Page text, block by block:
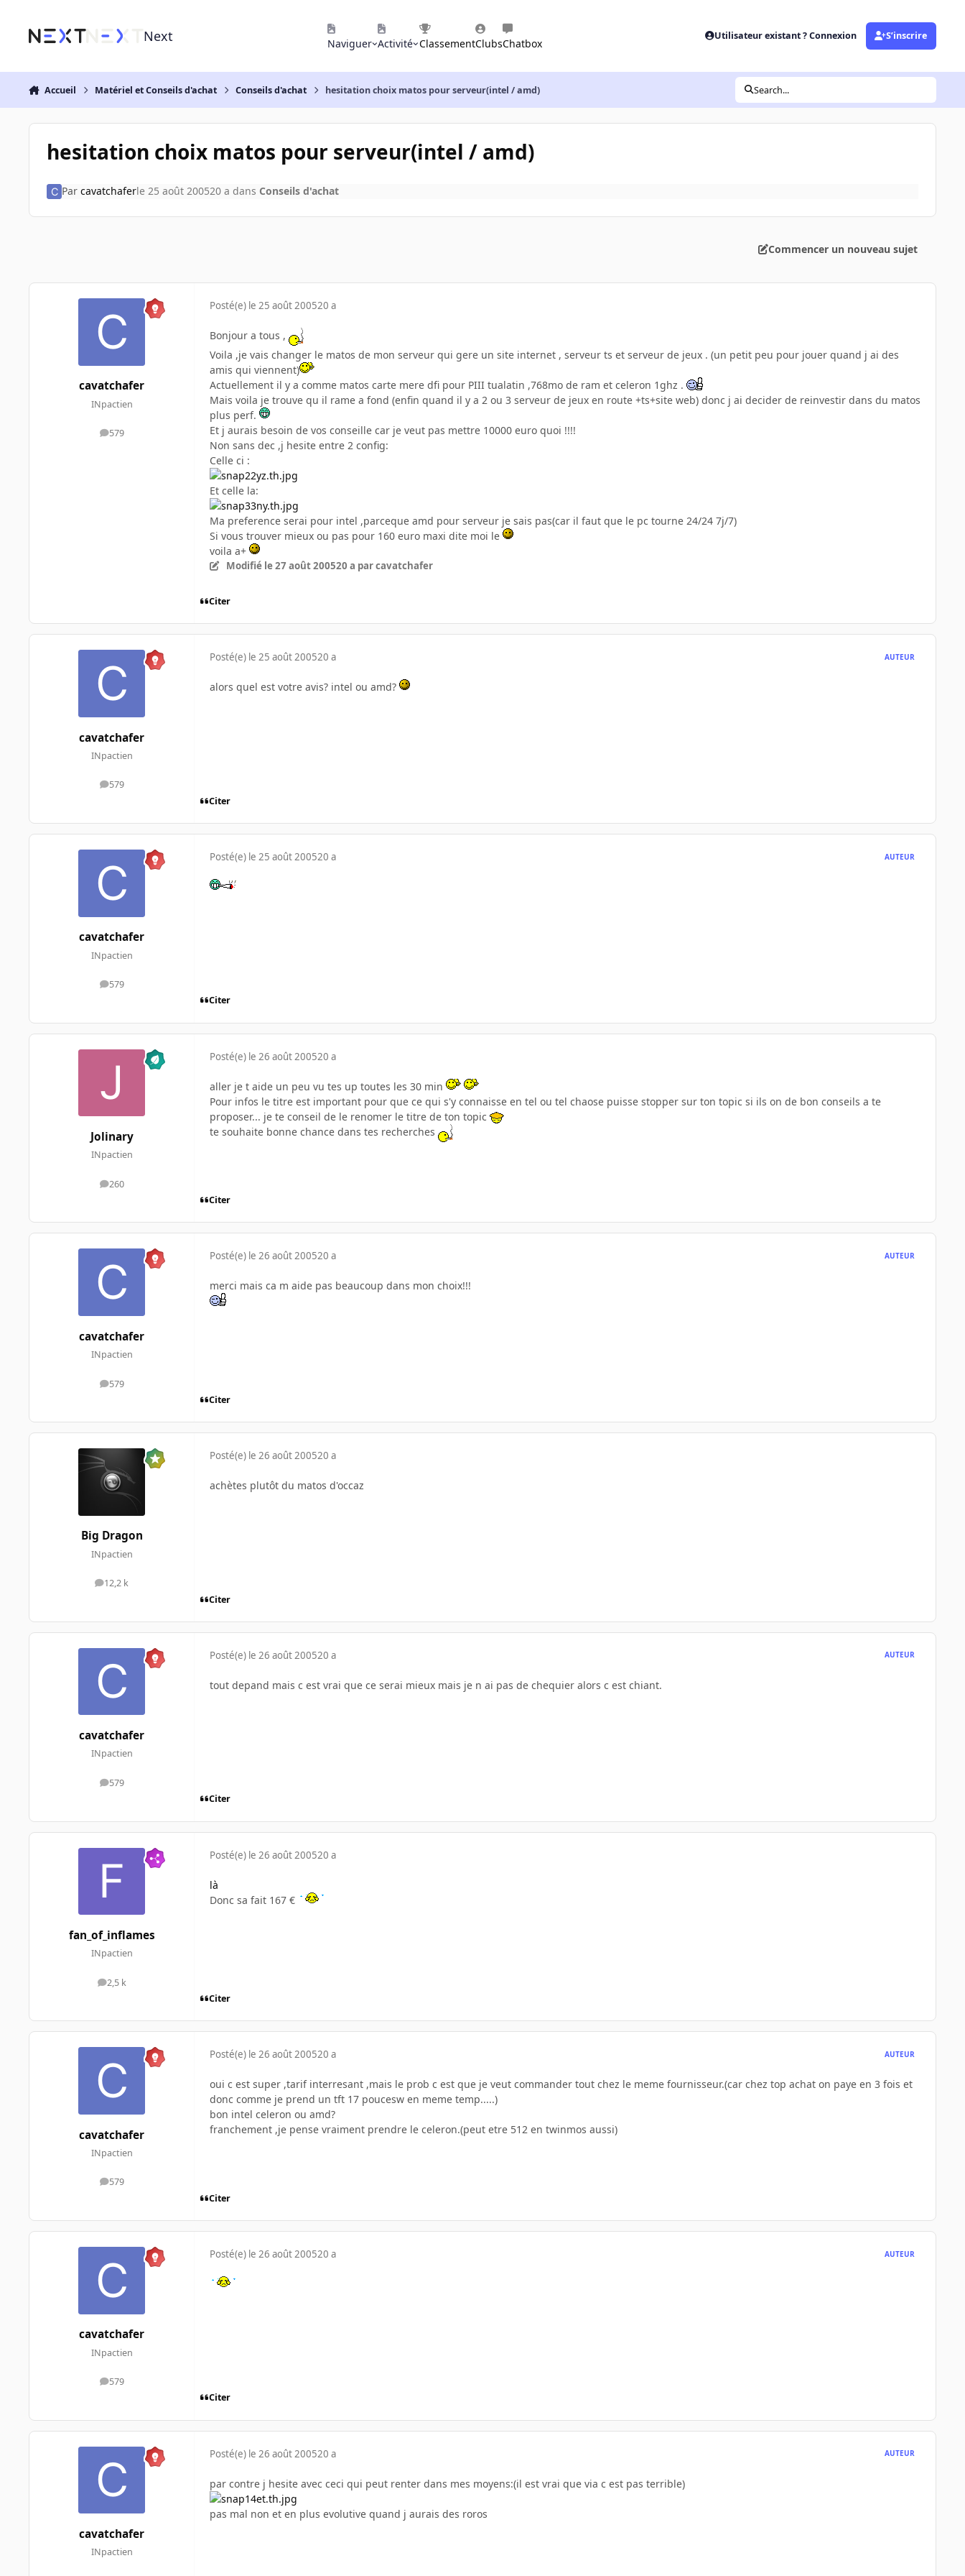
Next Naviguer Activité ClassementClubsChatbox
Utilisateur existant ? Connexion S’inscrire
Accueil Matériel et Conseils d'achat Conseils d'achat hesitation choix matos pour serveur(intel / amd) Search...
hesitation choix matos pour serveur(intel / amd)
Par cavatchaferle 25 août 200520 a dans Conseils d'achat
Commencer un nouveau sujet
cavatchafer
INpactien
579
messages
Posté(e) le 25 août 200520 a
Bonjour a tous ,
Voila ,je vais changer le matos de mon serveur qui gere un site internet , serveur ts et serveur de jeux . (un petit peu pour jouer quand j ai des
amis qui viennent)
Actuellement il y a comme matos carte mere dfi pour PIII tualatin ,768mo de ram et celeron 1ghz .
Mais voila je trouve qu il rame a fond (enfin quand il y a 2 ou 3 serveur de jeux en route +ts+site web) donc j ai decider de reinvestir dans du matos
plus perf.
Et j aurais besoin de vos conseille car je veut pas mettre 10000 euro quoi !!!!
Non sans dec ,j hesite entre 2 config:
Celle ci :
Et celle la:
Ma preference serai pour intel ,parceque amd pour serveur je sais pas(car il faut que le pc tourne 24/24 7j/7)
Si vous trouver mieux ou pas pour 160 euro maxi dite moi le
voila a+
Modifié le 27 août 200520 a par cavatchafer
Citer
cavatchafer
INpactien
579
messages
Posté(e) le 25 août 200520 a AUTEUR
alors quel est votre avis? intel ou amd?
Citer
cavatchafer
INpactien
579
messages
Posté(e) le 25 août 200520 a AUTEUR
Citer
Jolinary
INpactien
260
messages
Posté(e) le 26 août 200520 a
aller je t aide un peu vu tes up toutes les 30 min
Pour infos le titre est important pour que ce qui s'y connaisse en tel ou tel chaose puisse stopper sur ton topic si ils on de bon conseils a te
proposer... je te conseil de le renomer le titre de ton topic
te souhaite bonne chance dans tes recherches
Citer
cavatchafer
INpactien
579
messages
Posté(e) le 26 août 200520 a AUTEUR
merci mais ca m aide pas beaucoup dans mon choix!!!
Citer
Big Dragon
INpactien
12,2 k
messages
Posté(e) le 26 août 200520 a
achètes plutôt du matos d'occaz
Citer
cavatchafer
INpactien
579
messages
Posté(e) le 26 août 200520 a AUTEUR
tout depand mais c est vrai que ce serai mieux mais je n ai pas de chequier alors c est chiant.
Citer
fan_of_inflames
INpactien
2,5 k
messages
Posté(e) le 26 août 200520 a
là
Donc sa fait 167 €
Citer
cavatchafer
INpactien
579
messages
Posté(e) le 26 août 200520 a AUTEUR
oui c est super ,tarif interresant ,mais le prob c est que je veut commander tout chez le meme fournisseur.(car chez top achat on paye en 3 fois et
donc comme je prend un tft 17 poucesw en meme temp.....)
bon intel celeron ou amd?
franchement ,je pense vraiment prendre le celeron.(peut etre 512 en twinmos aussi)
Citer
cavatchafer
INpactien
579
messages
Posté(e) le 26 août 200520 a AUTEUR
Citer
cavatchafer
INpactien
Posté(e) le 26 août 200520 a AUTEUR
par contre j hesite avec ceci qui peut renter dans mes moyens:(il est vrai que via c est pas terrible)
pas mal non et en plus evolutive quand j aurais des roros